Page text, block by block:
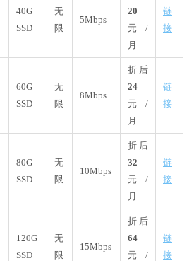
40G
SSD
无
限
5Mbps
20
元/
月
链
接
60G
SSD
无
限
8Mbps
折后
24
元/
月
链
接
80G
SSD
无
限
10Mbps
折后
32
元/
月
链
接
120G
SSD
无
限
15Mbps
折后
64
元/
链
接